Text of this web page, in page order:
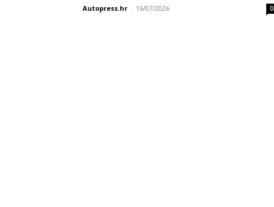
Autopress.hr - 16/07/2026 0